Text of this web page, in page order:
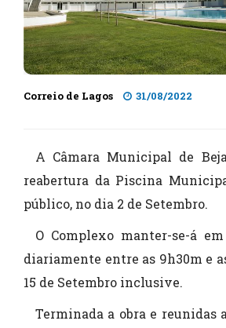
Correio de Lagos 31/08/2022
A Câmara Municipal de
reabertura da Piscina
público, no dia 2 de Setembro.
O Complexo manter-se-á
diariamente entre as 9h30m e
15 de Setembro inclusive.
Terminada a obra e reunidas